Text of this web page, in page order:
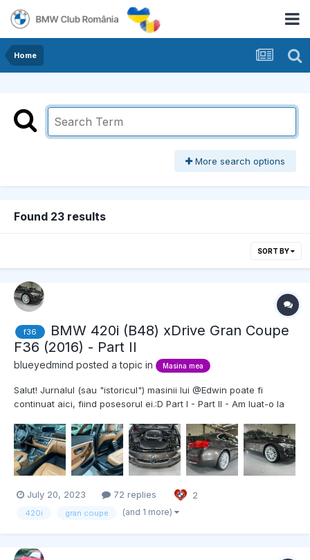
Home
More search options
Found 23 results
SORT BY
f36
BMW 420i (B48) xDrive Gran Coupe
F36 (2016) - Part II
blueyedmind posted a topic in Masina mea
Salut! Jurnalul (sau "istoricul") masinii lui @Edwin poate fi
continuat aici, fiind posesorul ei.:D Part I - Part II - Am luat-o la
imediat dupa, la APB Service (cu inregistrare in istoric). Am vreo
~2400 km f...
July 20, 2023 72 replies 2
420i gran coupe (and 1 more)